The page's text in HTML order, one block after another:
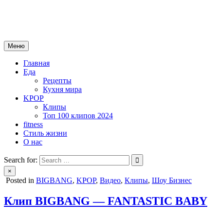
Меню
Главная
Еда
Рецепты
Кухня мира
KPOP
Клипы
Топ 100 клипов 2024
fitness
Стиль жизни
О нас
Search for:
×
Posted in BIGBANG, KPOP, Видео, Клипы, Шоу Бизнес
Клип BIGBANG — FANTASTIC BABY